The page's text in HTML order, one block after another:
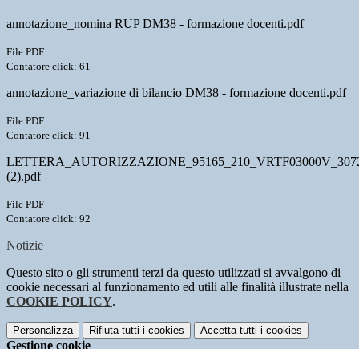
annotazione_nomina RUP DM38 - formazione docenti.pdf
File PDF
Contatore click: 61
annotazione_variazione di bilancio DM38 - formazione docenti.pdf
File PDF
Contatore click: 91
(2).pdf
File PDF
Contatore click: 92
Notizie
Questo sito o gli strumenti terzi da questo utilizzati si avvalgono di
cookie necessari al funzionamento ed utili alle finalità illustrate nella
COOKIE POLICY.
Personalizza Rifiuta tutti i cookies Accetta tutti i cookies
Gestione cookie